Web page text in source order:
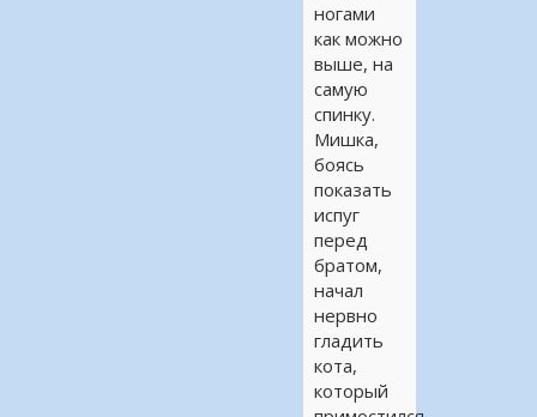
ногами
как можно
выше, на
самую
спинку.
Мишка,
боясь
показать
испуг
перед
братом,
начал
нервно
гладить
кота,
который